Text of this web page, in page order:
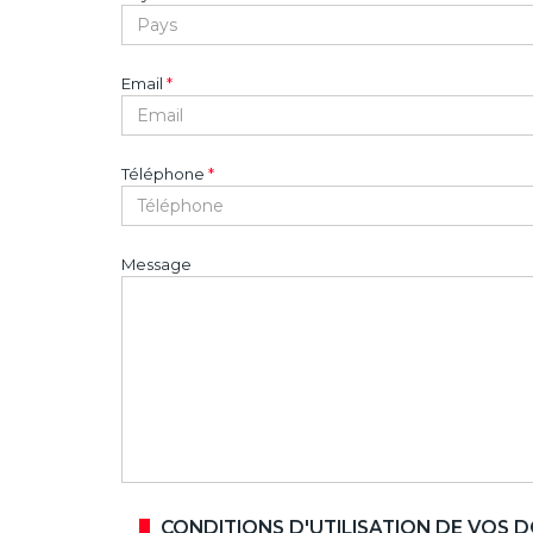
Email *
Téléphone *
Message
CONDITIONS D'UTILISATION DE VOS